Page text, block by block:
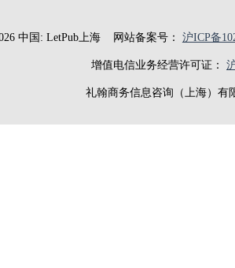
中国: LetPub上海网站备案号： 沪ICP备
增值电信业务经营许可证：
礼翰商务信息咨询（上海）